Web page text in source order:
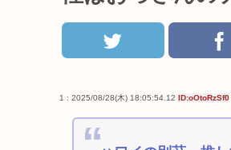
1 : 2025/08/28(木) 18:05:54.12 ID:oOtoRzSf0